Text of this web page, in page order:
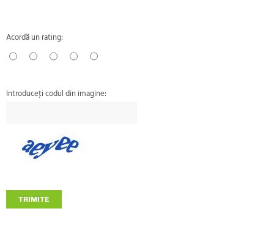
Acordă un rating:
Introduceţi codul din imagine:
TRIMITE